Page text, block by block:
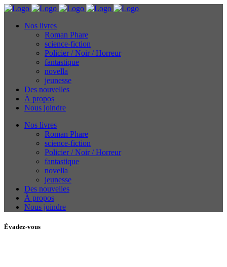
Nos livres
Roman Phare
science-fiction
Policier / Noir / Horreur
fantastique
novella
jeunesse
Des nouvelles
À propos
Nous joindre
Nos livres
Roman Phare
science-fiction
Policier / Noir / Horreur
fantastique
novella
jeunesse
Des nouvelles
À propos
Nous joindre
Évadez-vous